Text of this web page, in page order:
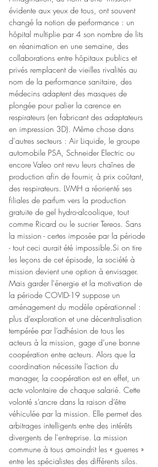
évidente aux yeux de tous, ont souvent
changé la notion de performance : un
hôpital multiplie par 4 son nombre de lits
en réanimation en une semaine, des
collaborations entre hôpitaux publics et
privés remplacent de vieilles rivalités au
nom de la performance sanitaire, des
médecins adaptent des masques de
plongée pour palier la carence en
respirateurs (en fabricant des adaptateurs
en impression 3D). Même chose dans
d'autres secteurs : Air Liquide, le groupe
automobile PSA, Schneider Electric ou
encore Valeo ont revu leurs chaînes de
production afin de fournir, à prix coûtant,
des respirateurs. LVMH a réorienté ses
filiales de parfum vers la production
gratuite de gel hydro-alcoolique, tout
comme Ricard ou le sucrier Tereos. Sans
la mission - certes imposée par la période
- tout ceci aurait été impossible.Si on tire
les leçons de cet épisode, la société à
mission devient une option à envisager.
Mais garder l'énergie et la motivation de
la période COVID-19 suppose un
aménagement du modèle opérationnel :
plus d’exploration et une décentralisation
tempérée par l’adhésion de tous les
acteurs à la mission, gage d’une bonne
coopération entre acteurs. Alors que la
coordination nécessite l’action du
manager, la coopération est en effet, un
acte volontaire de chaque salarié. Cette
volonté s’ancre dans la raison d’être
véhiculée par la mission. Elle permet des
arbitrages intelligents entre des intérêts
divergents de l'entreprise. La mission
commune à tous amoindrit les « guerres »
entre les spécialistes des différents silos.